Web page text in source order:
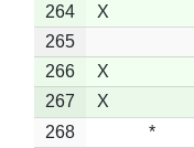
264
X
265
266
X
267
X
268
*